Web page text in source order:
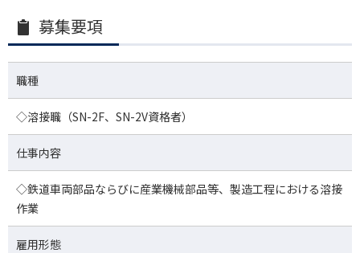
募集要項
職種
◇溶接職（SN-2F、SN-2V資格者）
仕事内容
◇鉄道車両部品ならびに産業機械部品等、製造工程における溶接
作業
雇用形態